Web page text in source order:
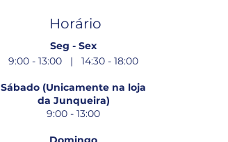
Horário
Seg - Sex
9:00 - 13:00 | 14:30 - 18:00
Sábado (Unicamente na loja
da Junqueira)
9:00 - 13:00